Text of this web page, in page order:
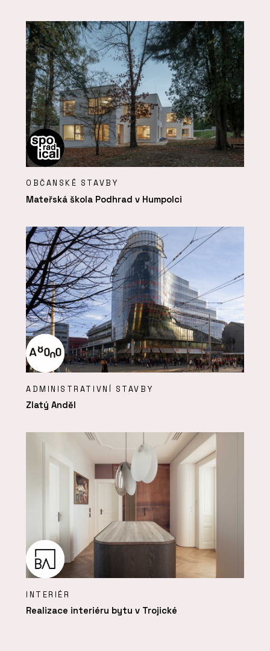
OBČANSKÉ STAVBY
Mateřská škola Podhrad v Humpolci
ADMINISTRATIVNÍ STAVBY
Zlatý Anděl
INTERIÉR
Realizace interiéru bytu v Trojické